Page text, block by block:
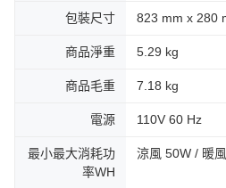
包裝尺寸 823 mm x 280
商品淨重 5.29 kg
商品毛重 7.18 kg
電源 110V 60 Hz
最小最大消耗功
率WH
涼風 50W / 暖